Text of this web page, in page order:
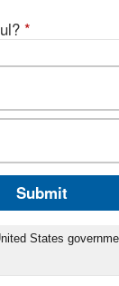
*
Submit
States